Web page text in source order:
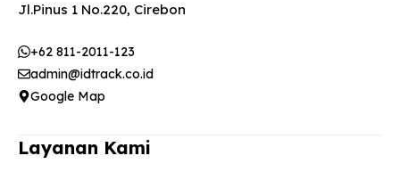
Jl.Pinus 1 No.220, Cirebon
+62 811-2011-123
admin@idtrack.co.id
Google Map
Layanan Kami